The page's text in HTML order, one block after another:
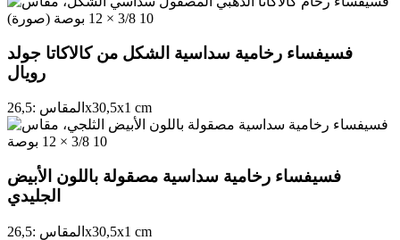
فسيفساء رخامية سداسية الشكل من كالاكاتا جولد
رويال
المقاس :26,5 x30,5x1 cm
فسيفساء رخامية سداسية مصقولة باللون الأبيض
الجليدي
المقاس :26,5 x30,5x1 cm